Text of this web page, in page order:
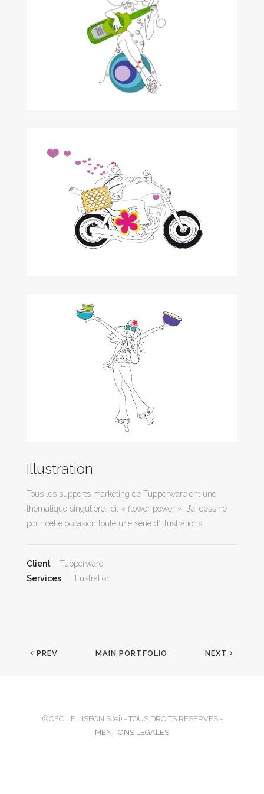
Illustration
Tous les supports marketing de Tupperware ont une
thématique singulière. Ici, « flower power ». J’ai dessiné
pour cette occasion toute une série d’illustrations.
Client Tupperware
Services
Illustration
PREV MAIN PORTFOLIO NEXT
©CECILE LISBONIS (ei) - TOUS DROITS RESERVES -
MENTIONS LEGALES